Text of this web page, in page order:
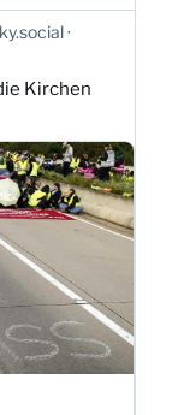
Kirchen